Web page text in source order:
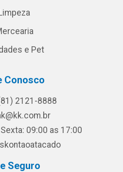
e Pet
Conosco
2121-8888
09:00 as 17:00
Seguro